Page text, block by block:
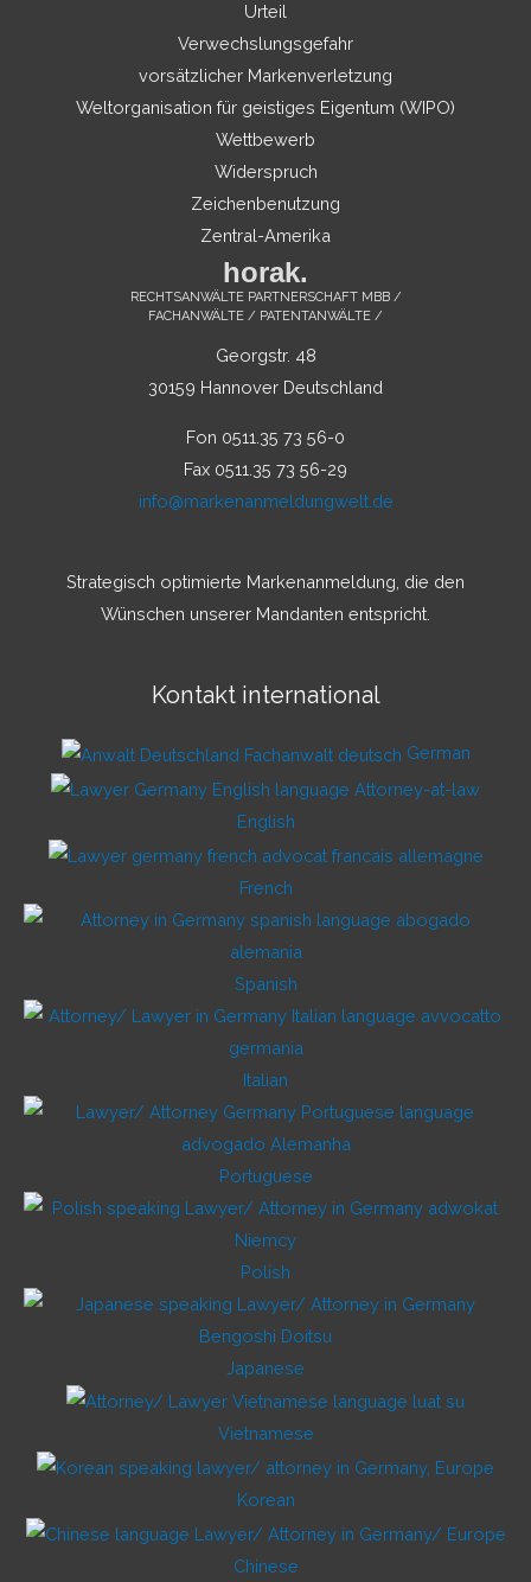
Urteil
Verwechslungsgefahr
vorsätzlicher Markenverletzung
Weltorganisation für geistiges Eigentum (WIPO)
Wettbewerb
Widerspruch
Zeichenbenutzung
Zentral-Amerika
horak.
RECHTSANWÄLTE PARTNERSCHAFT MBB /
FACHANWÄLTE / PATENTANWÄLTE /
Georgstr. 48
30159 Hannover Deutschland
Fon 0511.35 73 56-0
Fax 0511.35 73 56-29
info@markenanmeldungwelt.de
Strategisch optimierte Markenanmeldung, die den
Wünschen unserer Mandanten entspricht.
Kontakt international
German
English
French
Spanish
Italian
Portuguese
Polish
Japanese
Vietnamese
Korean
Chinese